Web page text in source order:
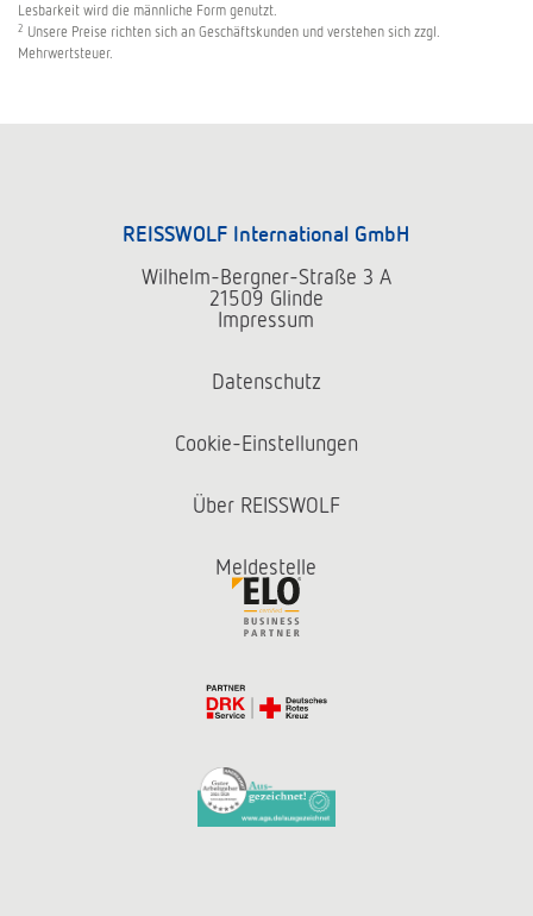
Lesbarkeit wird die männliche Form genutzt.
2 Unsere Preise richten sich an Geschäftskunden und verstehen sich zzgl.
Mehrwertsteuer.
REISSWOLF International GmbH
Wilhelm-Bergner-Straße 3 A
21509 Glinde
Impressum
Datenschutz
Cookie-Einstellungen
Über REISSWOLF
Meldestelle